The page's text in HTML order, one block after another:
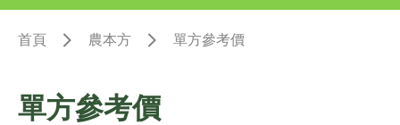
首頁 農本方 單方參考價
單方參考價